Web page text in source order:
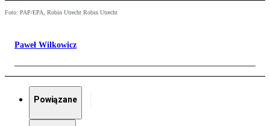
Foto: PAP/EPA, Robin Utrecht Robin Utrecht
Paweł Wilkowicz
Powiązane